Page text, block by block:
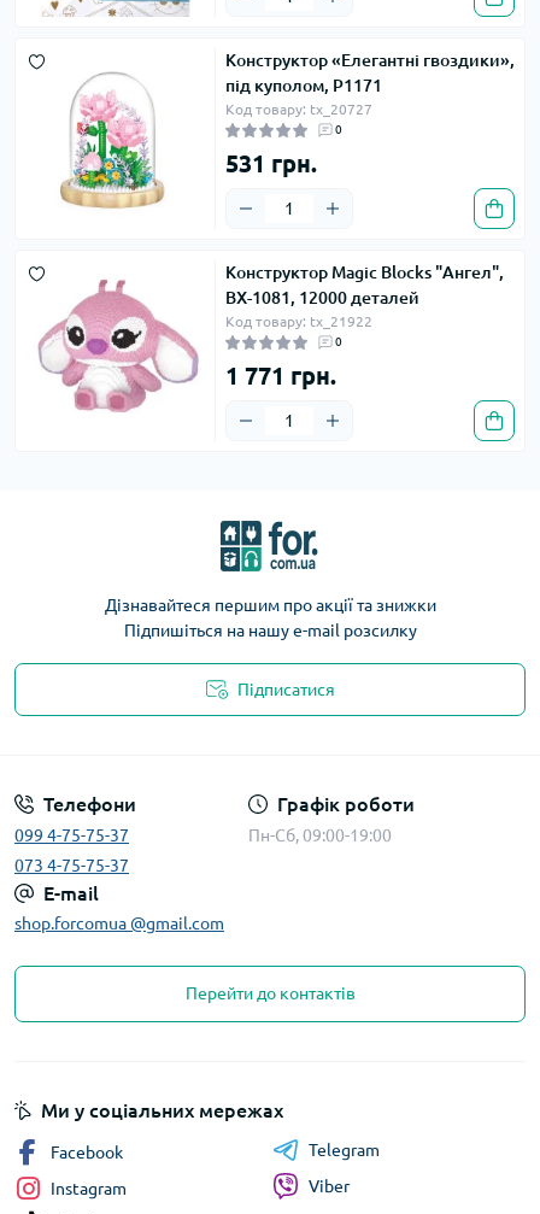
Конструктор «Елегантні гвоздики»,
під куполом, P1171
Код товару: tx_20727
0
531 грн.
Конструктор Magic Blocks "Ангел",
BX-1081, 12000 деталей
Код товару: tx_21922
0
1 771 грн.
Дізнавайтеся першим про акції та знижки
Підпишіться на нашу e-mail розсилку
Підписатися
Телефони
099 4-75-75-37
073 4-75-75-37
Графік роботи
Пн-Сб, 09:00-19:00
E-mail
shop.forcomua @gmail.com
Перейти до контактів
Ми у соціальних мережах
Facebook
Instagram
Telegram
Viber